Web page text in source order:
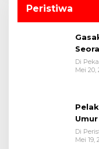
Peristiwa
Bukit
Di
Mei 20,
Di
Mei 19,